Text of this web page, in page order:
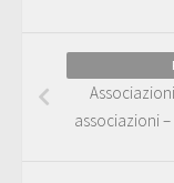
associazioni